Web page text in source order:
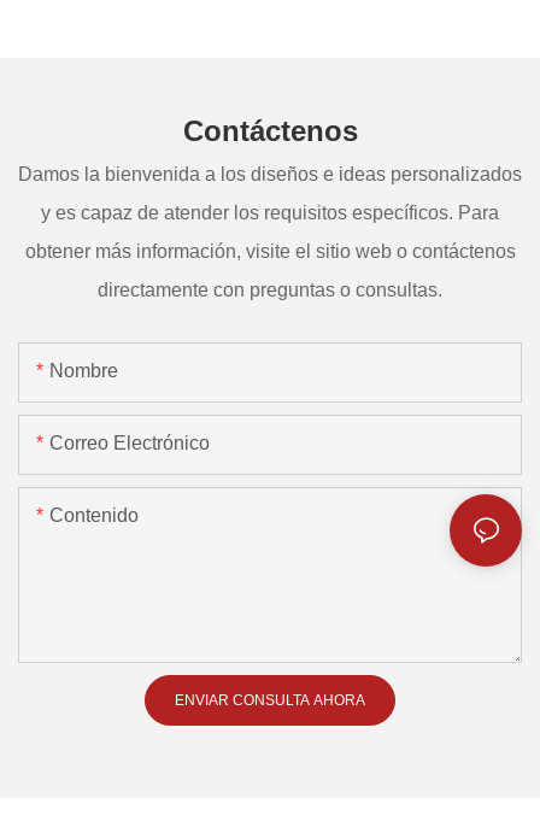
Contáctenos
Damos la bienvenida a los diseños e ideas personalizados
y es capaz de atender los requisitos específicos. Para
obtener más información, visite el sitio web o contáctenos
directamente con preguntas o consultas.
Nombre
Correo Electrónico
Contenido
ENVIAR CONSULTA AHORA